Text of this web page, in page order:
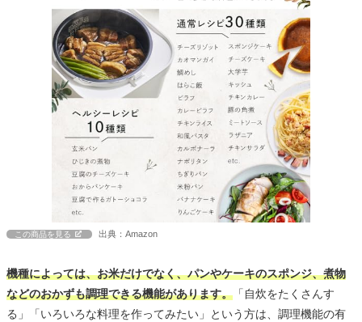
この商品を見る 出典：Amazon
機種によっては、お米だけでなく、パンやケーキのスポンジ、煮物
などのおかずも調理できる機能があります。 「自炊をたくさんす
る」「いろいろな料理を作ってみたい」という方は、調理機能の有